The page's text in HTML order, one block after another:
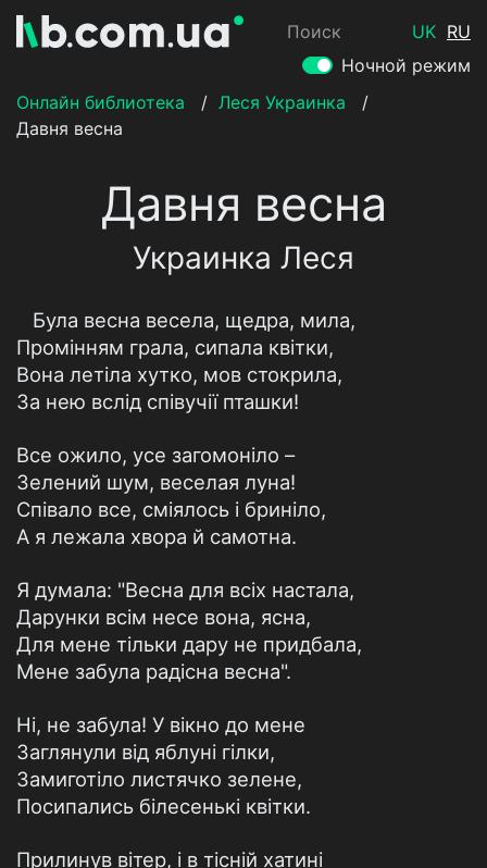
Поиск UK RU
Ночной режим
Онлайн библиотека
/ Леся Украинка
/
Давня весна
Давня весна
Украинка Леся
Була весна весела, щедра, мила,
Промінням грала, сипала квітки,
Вона летіла хутко, мов стокрила,
За нею вслід співучії пташки!
Все ожило, усе загомоніло –
Зелений шум, веселая луна!
Співало все, сміялось і бриніло,
А я лежала хвора й самотна.
Я думала: "Весна для всіх настала,
Дарунки всім несе вона, ясна,
Для мене тільки дару не придбала,
Мене забула радісна весна".
Ні, не забула! У вікно до мене
Заглянули від яблуні гілки,
Замиготіло листячко зелене,
Посипались білесенькі квітки.
Прилинув вітер, і в тісній хатині